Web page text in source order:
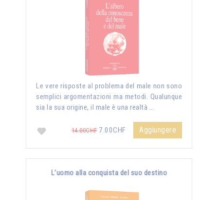
Le vere risposte al problema del male non sono
semplici argomentazioni ma metodi. Qualunque
sia la sua origine, il male è una realtà …
14.00CHF7.00CHF Aggiungere
L’uomo alla conquista del suo destino